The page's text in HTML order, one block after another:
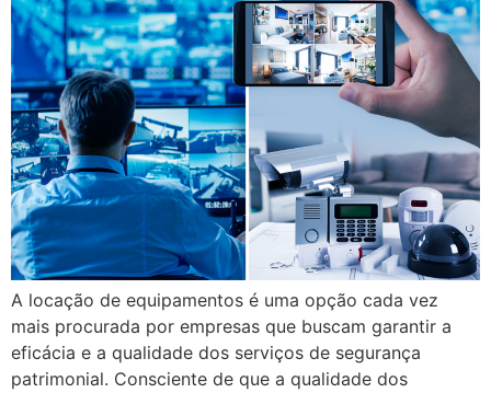
A locação de equipamentos é uma opção cada vez
mais procurada por empresas que buscam garantir a
eficácia e a qualidade dos serviços de segurança
patrimonial. Consciente de que a qualidade dos